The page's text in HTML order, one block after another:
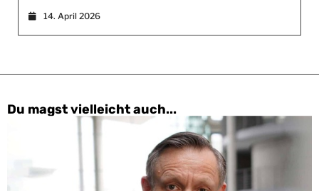
14. April 2026
Du magst vielleicht auch...